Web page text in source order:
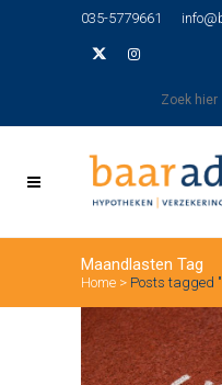
035-5779661
Maandlasten Tag
Home > Posts tagged